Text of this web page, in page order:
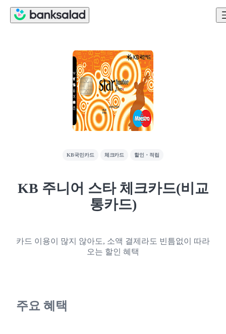
KB국민카드 체크카드 할인・적립
KB 주니어 스타 체크카드(비교
통카드)
카드 이용이 많지 않아도, 소액 결제라도 빈틈없이 따라
오는 할인 혜택
주요 혜택